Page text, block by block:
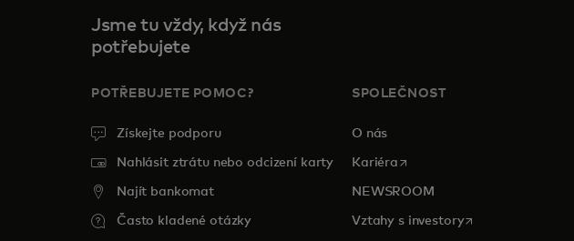
Jsme tu vždy, když nás
potřebujete
POTŘEBUJETE POMOC?
Získejte podporu
Nahlásit ztrátu nebo odcizení karty
Najít bankomat
Často kladené otázky
SPOLEČNOST
O nás
Kariéra opens in a new tab
NEWSROOM
Vztahy s investoryopens in a new tab